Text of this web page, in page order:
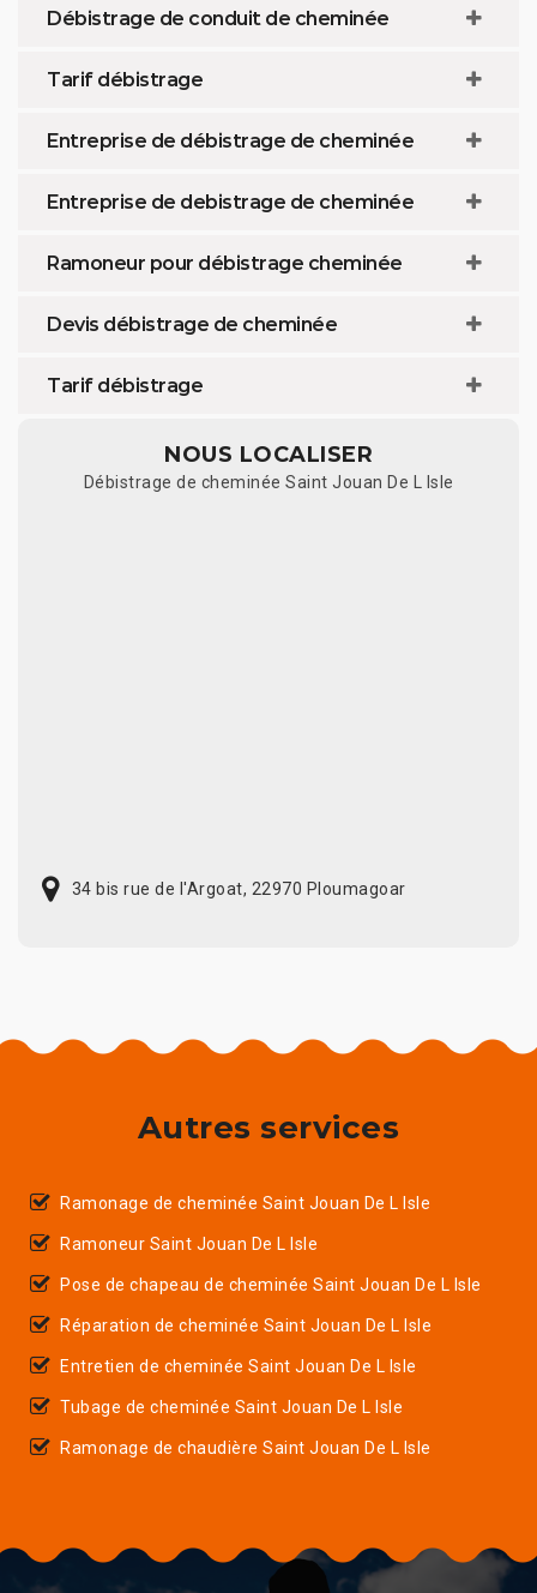
Débistrage de conduit de cheminée
Tarif débistrage
Entreprise de débistrage de cheminée
Entreprise de debistrage de cheminée
Ramoneur pour débistrage cheminée
Devis débistrage de cheminée
Tarif débistrage
NOUS LOCALISER
Débistrage de cheminée Saint Jouan De L Isle
34 bis rue de l'Argoat, 22970 Ploumagoar
Autres services
Ramonage de cheminée Saint Jouan De L Isle
Ramoneur Saint Jouan De L Isle
Pose de chapeau de cheminée Saint Jouan De L Isle
Réparation de cheminée Saint Jouan De L Isle
Entretien de cheminée Saint Jouan De L Isle
Tubage de cheminée Saint Jouan De L Isle
Ramonage de chaudière Saint Jouan De L Isle